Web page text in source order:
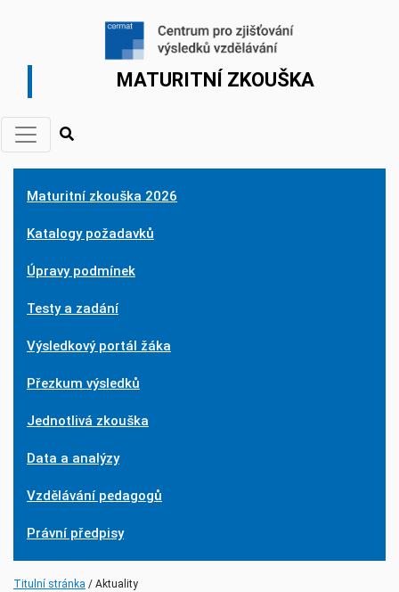
MATURITNÍ ZKOUŠKA
Maturitní zkouška 2026
Katalogy požadavků
Úpravy podmínek
Testy a zadání
Výsledkový portál žáka
Přezkum výsledků
Jednotlivá zkouška
Data a analýzy
Vzdělávání pedagogů
Právní předpisy
Titulní stránka Aktuality